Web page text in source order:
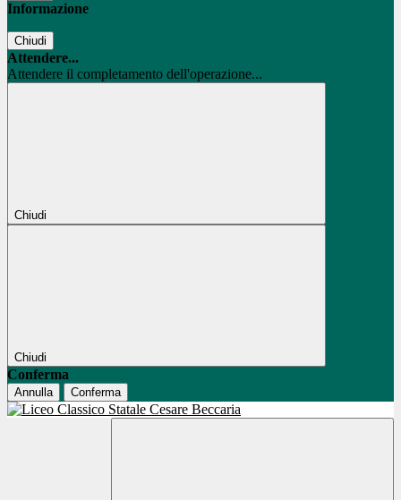
Informazione
Chiudi
Attendere...
Attendere il completamento dell'operazione...
Chiudi
Chiudi
Conferma
Annulla Conferma